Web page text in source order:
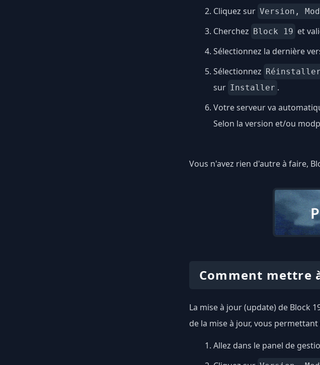
Cliquez sur Version,
Cherchez
Block 19 et
Sélectionnez la dernière
Sélectionnez
sur Installer .
Votre serveur va
Selon la version et/ou
Vous n'avez rien d'autre à faire,
Comment mettre
La mise à jour (update) de Block
de la mise à jour, vous
Allez dans le panel de